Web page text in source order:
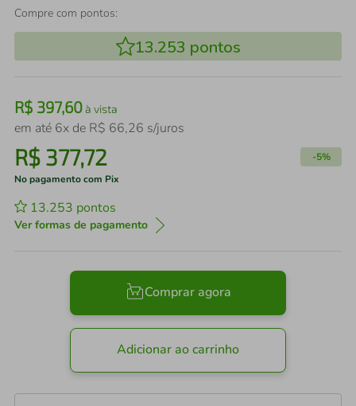
Compre com pontos:
13.253 pontos
R$ 397,60à vista
em até 6x de R$ 66,26 s/juros
R$ 377,72 -5%
No pagamento com Pix
13.253 pontos
Ver formas de pagamento
Comprar agora
Adicionar ao carrinho